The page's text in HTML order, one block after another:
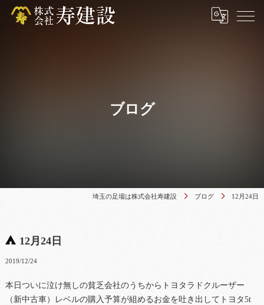
ブログ
埼玉の足場は株式会社寿建設 ブログ 12月24日
12月24日
2019/12/24
本日ついに泣け無しの貧乏会社のうちからトヨタラドクルーザー
（新中古車）レベルの購入予算が組めるお金を吐き出してトヨタ5t